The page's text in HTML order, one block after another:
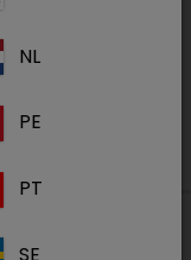
S'inscrire
NL
PE
PT
SE